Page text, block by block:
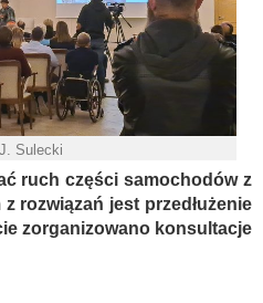
Sulecki
ruch części samochodów z
rozwiązań jest przedłużenie
zorganizowano konsultacje